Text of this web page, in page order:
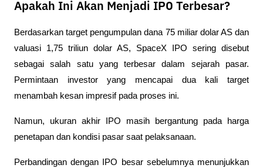
Apakah Ini Akan Menjadi IPO Terbesar?
Berdasarkan target pengumpulan dana 75 miliar dolar AS dan
valuasi 1,75 triliun dolar AS, SpaceX IPO sering disebut
sebagai salah satu yang terbesar dalam sejarah pasar.
Permintaan investor yang mencapai dua kali target
menambah kesan impresif pada proses ini.
Namun, ukuran akhir IPO masih bergantung pada harga
penetapan dan kondisi pasar saat pelaksanaan.
Perbandingan dengan IPO besar sebelumnya menunjukkan